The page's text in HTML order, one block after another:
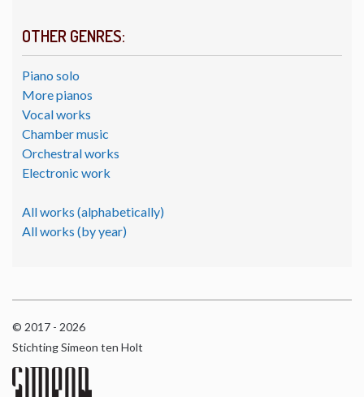
OTHER GENRES:
Piano solo
More pianos
Vocal works
Chamber music
Orchestral works
Electronic work
All works (alphabetically)
All works (by year)
© 2017 - 2026
Stichting Simeon ten Holt